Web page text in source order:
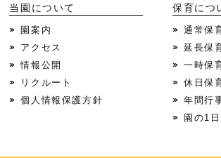
当園について
園案内
アクセス
情報公開
リクルート
個人情報保護方針
保育につ
通常保
延長保
一時保
休日保
年間行
園の1日